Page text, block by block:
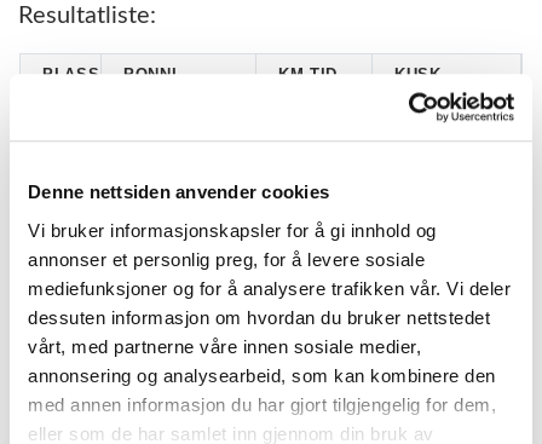
Denne nettsiden anvender cookies
Vi bruker informasjonskapsler for å gi innhold og
annonser et personlig preg, for å levere sosiale
mediefunksjoner og for å analysere trafikken vår. Vi deler
dessuten informasjon om hvordan du bruker nettstedet
vårt, med partnerne våre innen sosiale medier,
annonsering og analysearbeid, som kan kombinere den
med annen informasjon du har gjort tilgjengelig for dem,
eller som de har samlet inn gjennom din bruk av
Resultatliste:
PLASS PONNI KM.TID. KUSK
MAREN LIE
ORRIN (S) 2.00,7 G
3 MARLANDO* 2.11,2
STINE
ARNELØF
4
LJUNGENS
COMET (S)
2.07,5 G
HEDVIG
GARSEG
5 RED BULL BB
LEA
HØISÆTHER
ALICE SKOTT (S) 2.09,8 G
EMBLA
WEBERG